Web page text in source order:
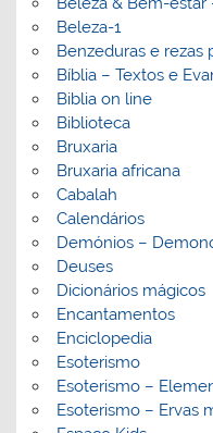
Beleza-1
Benzeduras e rezas
Bíblia – Textos e
Biblia on line
Biblioteca
Bruxaria
Bruxaria africana
Cabalah
Calendários
Demónios –
Deuses
Dicionários mágicos
Encantamentos
Enciclopedia
Esoterismo
Esoterismo –
Esoterismo – Ervas